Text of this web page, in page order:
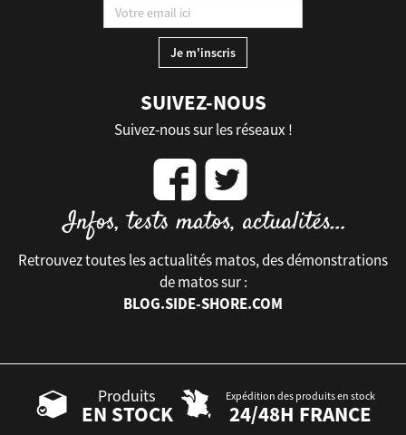
SUIVEZ-NOUS
Suivez-nous sur les réseaux !
Retrouvez toutes les actualités matos, des démonstrations
de matos sur :
BLOG.SIDE-SHORE.COM
Produits
EN STOCK
Expédition des produits en stock
24/48H FRANCE